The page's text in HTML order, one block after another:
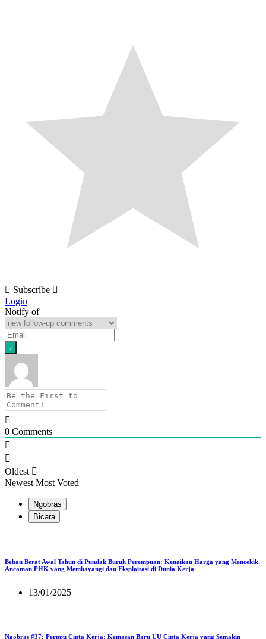
Subscribe
Login
Notify of
0 Comments
Oldest
Newest Most Voted
Ngobras
Bicara
Beban Berat Awal Tahun di Pundak Buruh Perempuan: Kenaikan Harga yang Mencekik,
Ancaman PHK yang Membayangi dan Eksploitasi di Dunia Kerja
13/01/2025
Ngobras #37: Perppu Cipta Kerja: Kemasan Baru UU Cipta Kerja yang Semakin